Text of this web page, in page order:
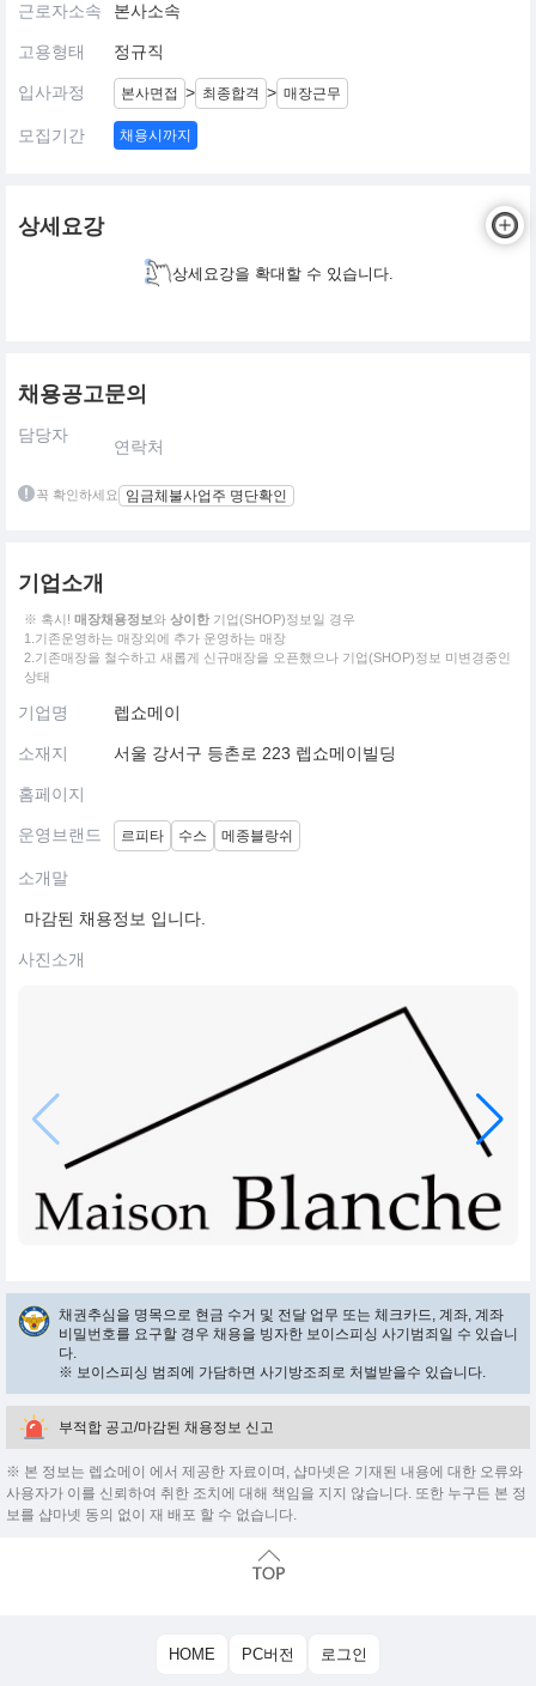
근로자소속 본사소속
고용형태 정규직
입사과정 본사면접 > 최종합격 > 매장근무
모집기간 채용시까지
상세요강
상세요강을 확대할 수 있습니다.
채용공고문의
담당자
연락처
꼭 확인하세요 임금체불사업주 명단확인
기업소개
※ 혹시! 매장채용정보와 상이한 기업(SHOP)정보일 경우
1.기존운영하는 매장외에 추가 운영하는 매장
2.기존매장을 철수하고 새롭게 신규매장을 오픈했으나 기업(SHOP)정보 미변경중인
상태
기업명 렙쇼메이
소재지 서울 강서구 등촌로 223 렙쇼메이빌딩
홈페이지
운영브랜드 르피타 수스 메종블랑쉬
소개말
마감된 채용정보 입니다.
사진소개
채권추심을 명목으로 현금 수거 및 전달 업무 또는 체크카드, 계좌, 계좌
비밀번호를 요구할 경우 채용을 빙자한 보이스피싱 사기범죄일 수 있습니
다.
※ 보이스피싱 범죄에 가담하면 사기방조죄로 처벌받을수 있습니다.
부적합 공고/마감된 채용정보 신고
※ 본 정보는 렙쇼메이 에서 제공한 자료이며, 샵마넷은 기재된 내용에 대한 오류와
사용자가 이를 신뢰하여 취한 조치에 대해 책임을 지지 않습니다. 또한 누구든 본 정
보를 샵마넷 동의 없이 재 배포 할 수 없습니다.
HOME PC버전 로그인